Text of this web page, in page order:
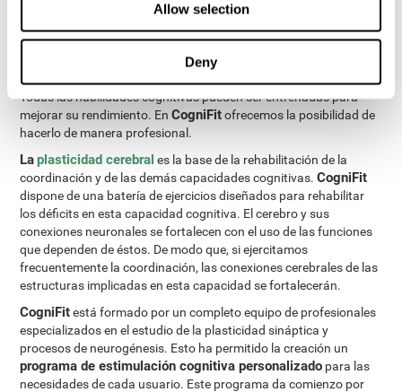
Allow selection
Deny
Rehabilitar, mejorar y estimular
la coordinación
Todas las habilidades cognitivas pueden ser entrenadas para
mejorar su rendimiento. EnCogniFitofrecemos la posibilidad de
hacerlo de manera profesional.
Laplasticidad cerebral es la base de la rehabilitación de la
coordinación y de las demás capacidades cognitivas.CogniFit
dispone de una batería de ejercicios diseñados para rehabilitar
los déficits en esta capacidad cognitiva. El cerebro y sus
conexiones neuronales se fortalecen con el uso de las funciones
que dependen de éstos. De modo que, si ejercitamos
frecuentemente la coordinación, las conexiones cerebrales de las
estructuras implicadas en esta capacidad se fortalecerán.
CogniFitestá formado por un completo equipo de profesionales
especializados en el estudio de la plasticidad sináptica y
procesos de neurogénesis. Esto ha permitido la creación un
programa de estimulación cognitiva personalizado para las
necesidades de cada usuario. Este programa da comienzo por